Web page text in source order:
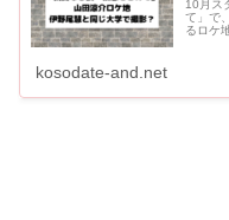
10月ス
て」で
るロケ地をご紹
kosodate-and.net